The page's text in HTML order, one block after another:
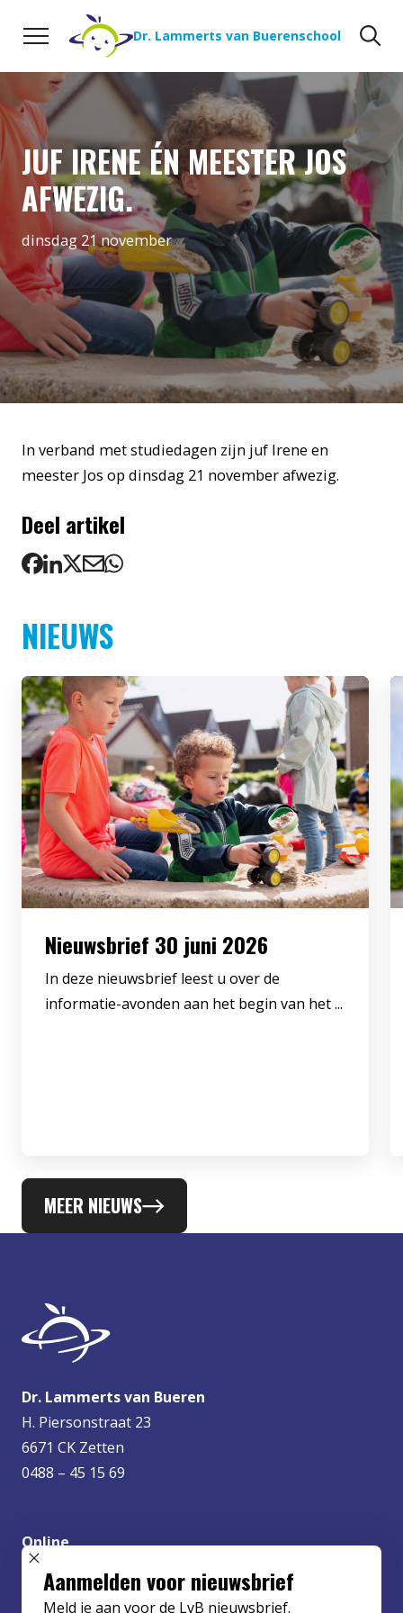
Naar de inhoud
Dr. Lammerts van Buerenschool
JUF IRENE ÉN MEESTER JOS
AFWEZIG.
dinsdag 21 november
In verband met studiedagen zijn juf Irene en
meester Jos op dinsdag 21 november afwezig.
Deel artikel
NIEUWS
Nieuwsbrief 30 juni 2026
In deze nieuwsbrief leest u over de
informatie-avonden aan het begin van het ...
MEER NIEUWS
Dr. Lammerts van Bueren
H. Piersonstraat 23
6671 CK Zetten
0488 – 45 15 69
Online
info@lvbueren.nl
SLUIT POPUP
Aanmelden voor nieuwsbrief
Meld je aan voor de LvB nieuwsbrief.